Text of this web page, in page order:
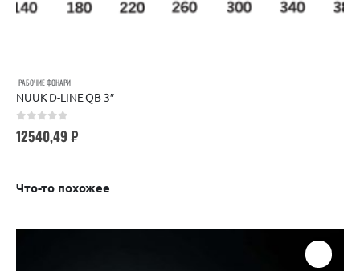
РАБОЧИЕ ФОНАРИ
NUUK D-LINE QB 3″
12540,49 ₽
Что-то похожее